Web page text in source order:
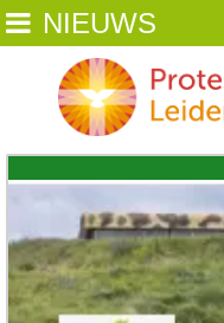
Home
Wie zijn wij
NIEUWS
Kerkdiensten
Diaconie
NIEUWS